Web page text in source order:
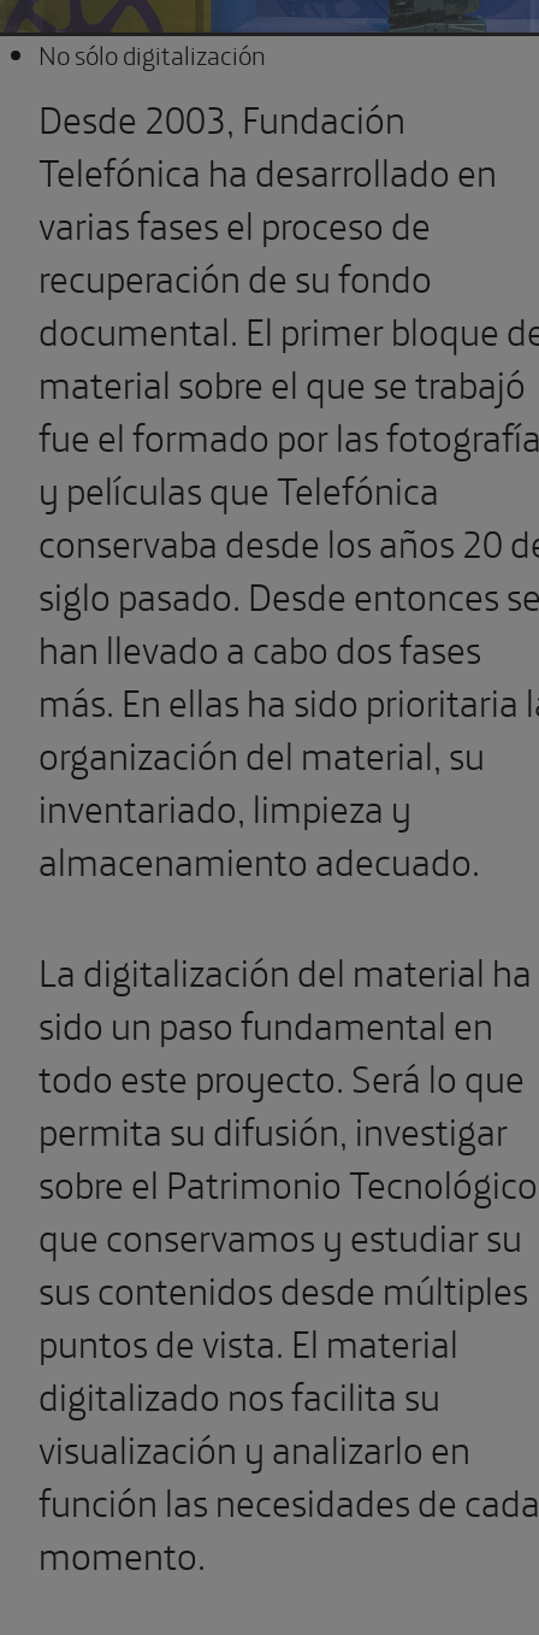
No sólo digitalización
Desde 2003, Fundación
Telefónica ha desarrollado en
varias fases el proceso de
recuperación de su fondo
documental. El primer bloque
material sobre el que se trabajó
fue el formado por las
y películas que Telefónica
conservaba desde los años 20
siglo pasado. Desde entonces
han llevado a cabo dos fases
más. En ellas ha sido prioritaria
organización del material, su
inventariado, limpieza y
almacenamiento adecuado.
La digitalización del material ha
sido un paso fundamental en
todo este proyecto. Será lo que
permita su difusión, investigar
sobre el Patrimonio Tecnológico
que conservamos y estudiar su
sus contenidos desde múltiples
puntos de vista. El material
digitalizado nos facilita su
visualización y analizarlo en
función las necesidades de cada
momento.